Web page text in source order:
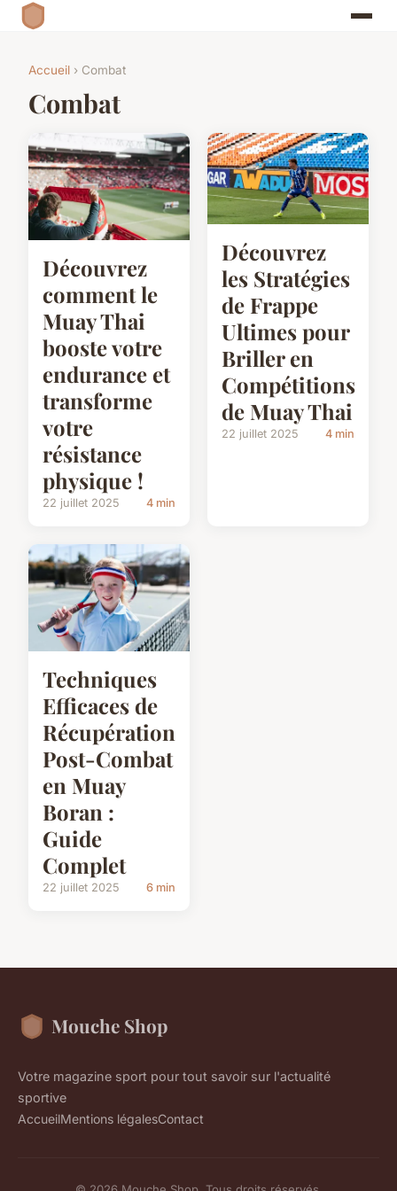
Accueil › Combat
Combat
Découvrez
comment le
Muay Thai
booste votre
endurance et
transforme
votre
résistance
physique !
22 juillet 2025 4 min
Découvrez
les Stratégies
de Frappe
Ultimes pour
Briller en
Compétitions
de Muay Thai
22 juillet 2025 4 min
Techniques
Efficaces de
Récupération
Post-Combat
en Muay
Boran :
Guide
Complet
22 juillet 2025 6 min
Mouche Shop
Votre magazine sport pour tout savoir sur l'actualité
sportive
AccueilMentions légalesContact